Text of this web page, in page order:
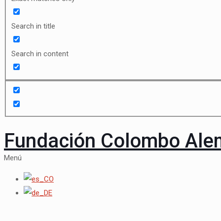
Search in title
Search in content
Fundación Colombo
Menú